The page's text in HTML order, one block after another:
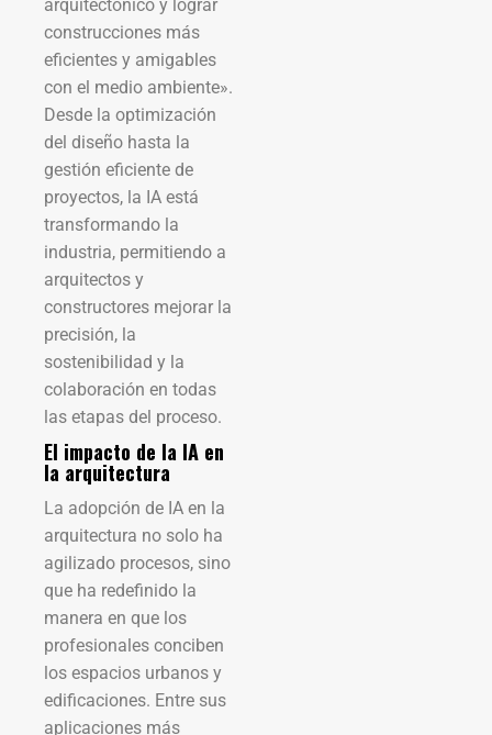
arquitectónico y lograr
construcciones más
eficientes y amigables
con el medio ambiente».
Desde la optimización
del diseño hasta la
gestión eficiente de
proyectos, la IA está
transformando la
industria, permitiendo a
arquitectos y
constructores mejorar la
precisión, la
sostenibilidad y la
colaboración en todas
las etapas del proceso.
El impacto de la IA en
la arquitectura
La adopción de IA en la
arquitectura no solo ha
agilizado procesos, sino
que ha redefinido la
manera en que los
profesionales conciben
los espacios urbanos y
edificaciones. Entre sus
aplicaciones más